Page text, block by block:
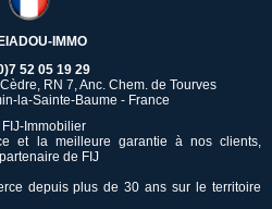
IMMO
52 05 19 29
RN 7, Anc. Chem. de Tourves
la-Sainte-Baume - France
Immobilier
et la meilleure garantie à nos clients,
de FIJ
depuis plus de 30 ans sur le territoire